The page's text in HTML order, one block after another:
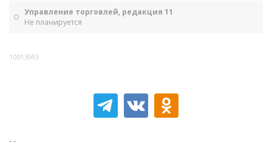
Управление торговлей, редакция 11
Не планируется
10013043